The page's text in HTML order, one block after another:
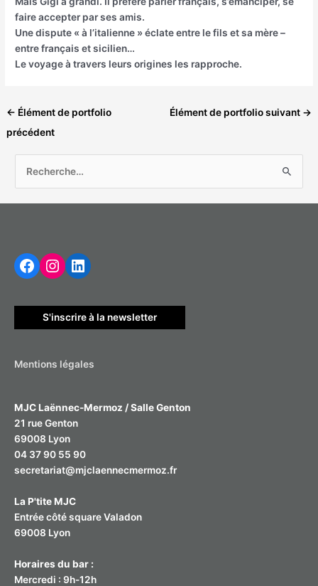
faire accepter par ses amis.
Une dispute « à l’italienne » éclate entre le fils et sa mère –
entre français et sicilien…
Le voyage à travers leurs origines les rapproche.
← Élément de portfolio
précédent
Élément de portfolio suivant →
r
h
e
Facebook
Instagram
LinkedIn
S'inscrire à la newsletter
Mentions légales
MJC Laënnec-Mermoz / Salle Genton
21 rue Genton
69008 Lyon
04 37 90 55 90
secretariat@mjclaennecmermoz.fr
La P'tite MJC
Entrée côté square Valadon
69008 Lyon
Horaires du bar :
Mercredi : 9h-12h